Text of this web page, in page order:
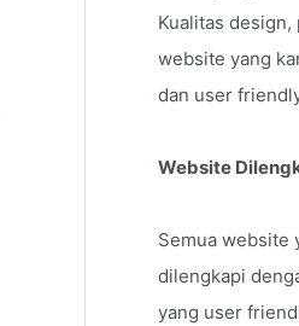
Kualitas
website yang
dan user
Website
Semua website
dilengkapi
yang user